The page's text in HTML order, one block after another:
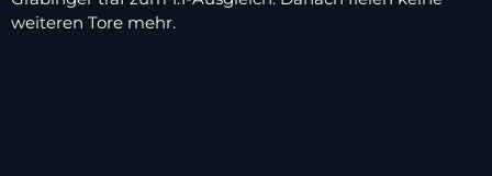
weiteren Tore mehr.